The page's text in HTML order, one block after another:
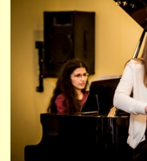
PRO RODIČE
TALENTOVÉ ZKOUŠKY
STUDIJNÍ OBORY
GALERIE